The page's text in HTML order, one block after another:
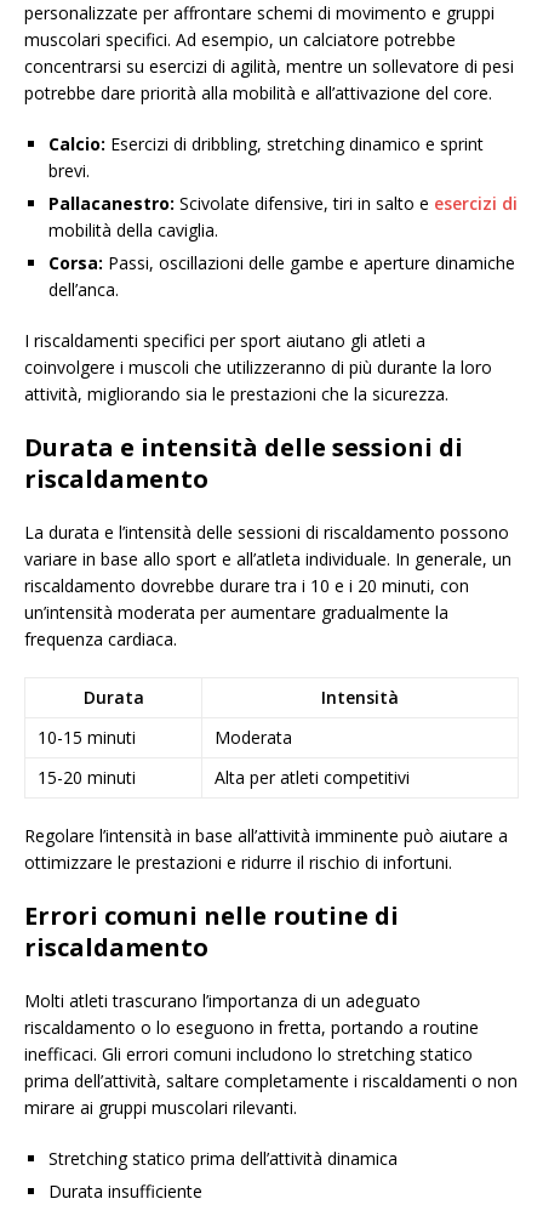
personalizzate per affrontare schemi di movimento e gruppi
muscolari specifici. Ad esempio, un calciatore potrebbe
concentrarsi su esercizi di agilità, mentre un sollevatore di pesi
potrebbe dare priorità alla mobilità e all’attivazione del core.
Calcio: Esercizi di dribbling, stretching dinamico e sprint
brevi.
Pallacanestro: Scivolate difensive, tiri in salto e esercizi di
mobilità della caviglia.
Corsa: Passi, oscillazioni delle gambe e aperture dinamiche
dell’anca.
I riscaldamenti specifici per sport aiutano gli atleti a
coinvolgere i muscoli che utilizzeranno di più durante la loro
attività, migliorando sia le prestazioni che la sicurezza.
Durata e intensità delle sessioni di
riscaldamento
La durata e l’intensità delle sessioni di riscaldamento possono
variare in base allo sport e all’atleta individuale. In generale, un
riscaldamento dovrebbe durare tra i 10 e i 20 minuti, con
un’intensità moderata per aumentare gradualmente la
frequenza cardiaca.
Durata
Intensità
10-15 minuti
Moderata
15-20 minuti
Alta per atleti competitivi
Regolare l’intensità in base all’attività imminente può aiutare a
ottimizzare le prestazioni e ridurre il rischio di infortuni.
Errori comuni nelle routine di
riscaldamento
Molti atleti trascurano l’importanza di un adeguato
riscaldamento o lo eseguono in fretta, portando a routine
inefficaci. Gli errori comuni includono lo stretching statico
prima dell’attività, saltare completamente i riscaldamenti o non
mirare ai gruppi muscolari rilevanti.
Stretching statico prima dell’attività dinamica
Durata insufficiente